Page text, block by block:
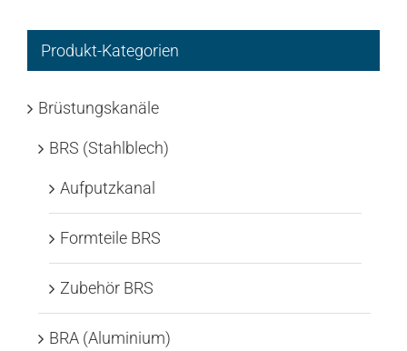
Produkt-Kategorien
Brüstungskanäle
BRS (Stahlblech)
Aufputzkanal
Formteile BRS
Zubehör BRS
BRA (Aluminium)